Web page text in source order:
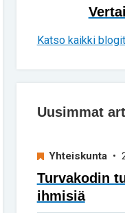
Katso kaikki blogit
Uusimmat
Yhteiskunta•
Turvakodin
ihmisiä